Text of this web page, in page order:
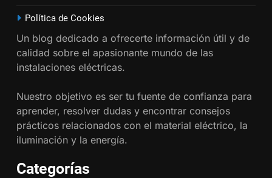
INSTALACIONES ELÉCTRICAS
18
instalación eléctrica en casa.
INSTALACIONES ELÉCTRICAS
1
Política de Cookies
Un blog dedicado a ofrecerte información útil y de
calidad sobre el apasionante mundo de las
instalaciones eléctricas.
Nuestro objetivo es ser tu fuente de confianza para
aprender, resolver dudas y encontrar consejos
prácticos relacionados con el material eléctrico, la
iluminación y la energía.
Categorías